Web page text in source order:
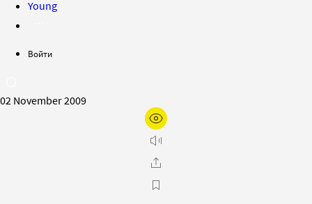
Young
Войти
02 November 2009